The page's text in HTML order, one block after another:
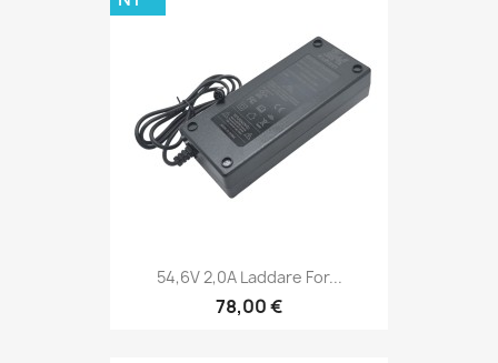
54,6V 2,0A Laddare For...
78,00 €